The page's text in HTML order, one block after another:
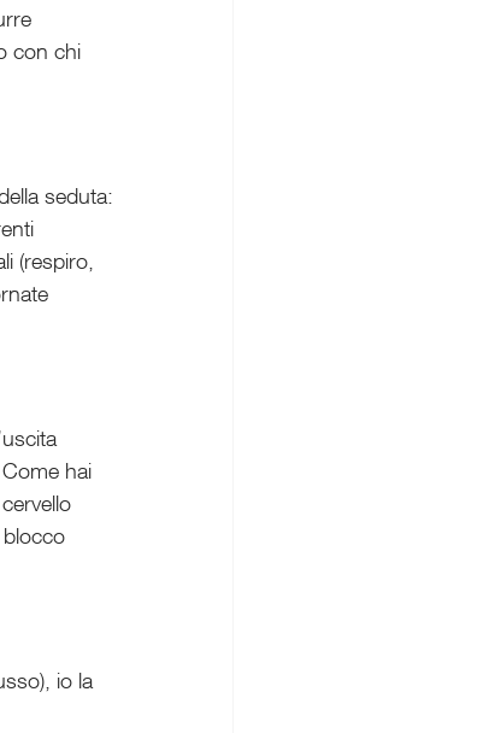
con chi
seduta:
(respiro,
hai
io la